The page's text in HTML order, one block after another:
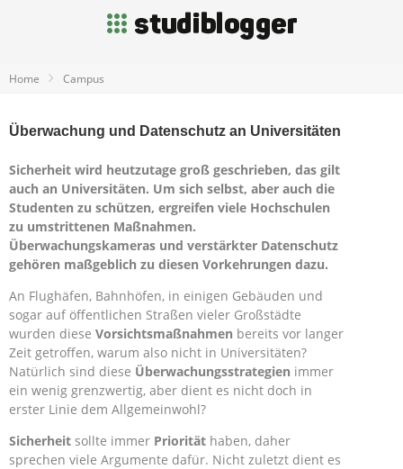
Home Campus
Überwachung und Datenschutz an Universitäten
Sicherheit wird heutzutage groß geschrieben, das gilt
auch an Universitäten. Um sich selbst, aber auch die
Studenten zu schützen, ergreifen viele Hochschulen
zu umstrittenen Maßnahmen.
Überwachungskameras und verstärkter Datenschutz
gehören maßgeblich zu diesen Vorkehrungen dazu.
An Flughäfen, Bahnhöfen, in einigen Gebäuden und
sogar auf öffentlichen Straßen vieler Großstädte
wurden diese Vorsichtsmaßnahmen bereits vor langer
Zeit getroffen, warum also nicht in Universitäten?
Natürlich sind diese Überwachungsstrategien immer
ein wenig grenzwertig, aber dient es nicht doch in
erster Linie dem Allgemeinwohl?
Sicherheit sollte immer Priorität haben, daher
sprechen viele Argumente dafür. Nicht zuletzt dient es